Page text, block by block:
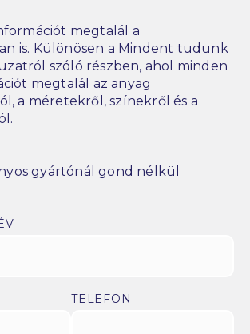
megtalál a
is. Különösen a Mindent tudunk
szóló részben, ahol minden
megtalál az anyag
a méretekről, színekről és a
gyártónál gond nélkül
TELEFON